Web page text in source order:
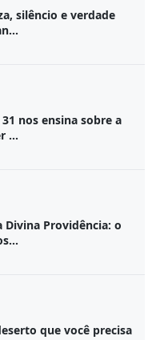
silêncio e verdade
nos ensina sobre a
...
Divina Providência: o
que você precisa